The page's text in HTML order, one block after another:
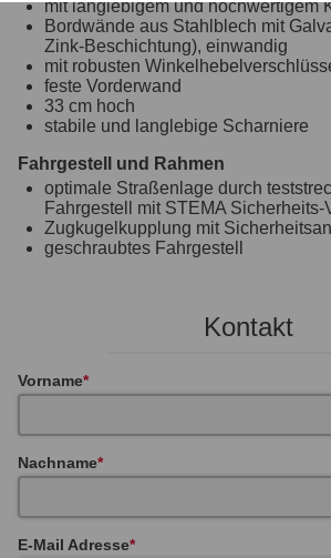
mit langlebigem und hochwertigem
Bordwände aus Stahlblech mit
Zink-Beschichtung), einwandig
mit robusten
feste Vorderwand
33 cm hoch
stabile und langlebige Scharniere
Fahrgestell und Rahmen
optimale Straßenlage durch
Fahrgestell mit STEMA Sicherheits-
Zugkugelkupplung mit
geschraubtes Fahrgestell
Kontakt
Vorname
Nachname
E-Mail Adresse